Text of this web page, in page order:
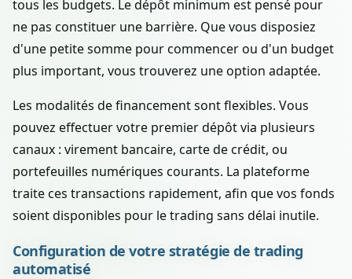
tous les budgets. Le dépôt minimum est pensé pour
ne pas constituer une barrière. Que vous disposiez
d'une petite somme pour commencer ou d'un budget
plus important, vous trouverez une option adaptée.
Les modalités de financement sont flexibles. Vous
pouvez effectuer votre premier dépôt via plusieurs
canaux : virement bancaire, carte de crédit, ou
portefeuilles numériques courants. La plateforme
traite ces transactions rapidement, afin que vos fonds
soient disponibles pour le trading sans délai inutile.
Configuration de votre stratégie de trading
automatisé